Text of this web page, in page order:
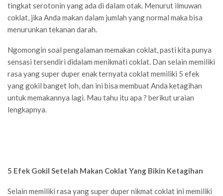
tingkat serotonin yang ada di dalam otak. Menurut ilmuwan
coklat, jika Anda makan dalam jumlah yang normal maka bisa
menurunkan tekanan darah.
Ngomongin soal pengalaman memakan coklat, pasti kita punya
sensasi tersendiri didalam menikmati coklat. Dan selain memiliki
rasa yang super duper enak ternyata coklat memiliki 5 efek
yang gokil banget loh, dan ini bisa membuat Anda ketagihan
untuk memakannya lagi. Mau tahu itu apa ? berikut uraian
lengkapnya.
5 Efek Gokil Setelah Makan Coklat Yang Bikin Ketagihan
Selain memiliki rasa yang super duper nikmat coklat ini memiliki